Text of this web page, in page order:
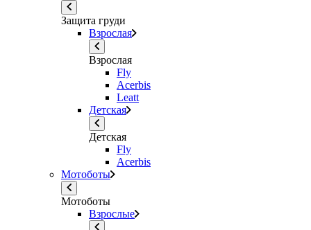
Защита груди
Взрослая
Взрослая
Fly
Acerbis
Leatt
Детская
Детская
Fly
Acerbis
Мотоботы
Мотоботы
Взрослые